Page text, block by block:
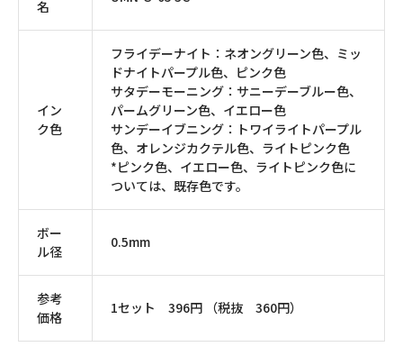
名
イン
ク色
フライデーナイト：ネオングリーン色、ミッ
ドナイトパープル色、ピンク色
サタデーモーニング：サニーデーブルー色、
パームグリーン色、イエロー色
サンデーイブニング：トワイライトパープル
色、オレンジカクテル色、ライトピンク色
*ピンク色、イエロー色、ライトピンク色に
ついては、既存色です。
ボー
ル径
0.5mm
参考
価格
1セット 396円 （税抜 360円）